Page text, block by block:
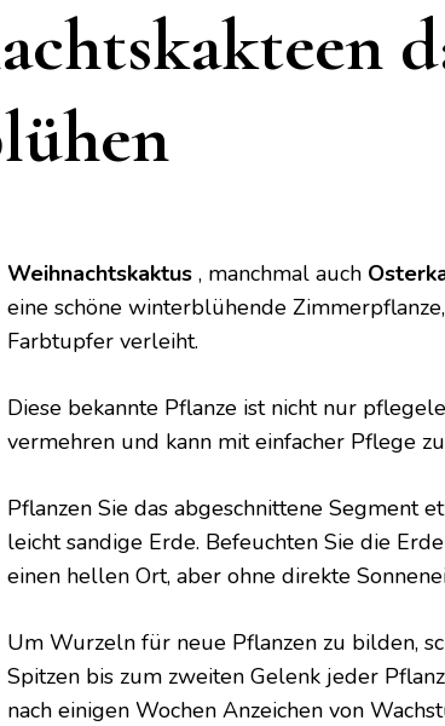
Weihnachtskaktus , manchmal auch
eine schöne winterblühende
Farbtupfer verleiht.
Diese bekannte Pflanze ist nicht nur
vermehren und kann mit einfacher Pflege
Pflanzen Sie das abgeschnittene Segment
leicht sandige Erde. Befeuchten Sie die
einen hellen Ort, aber ohne direkte
Um Wurzeln für neue Pflanzen zu bilden,
Spitzen bis zum zweiten Gelenk jeder
nach einigen Wochen Anzeichen von